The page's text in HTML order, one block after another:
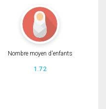
Nombre moyen d'enfants
1.72